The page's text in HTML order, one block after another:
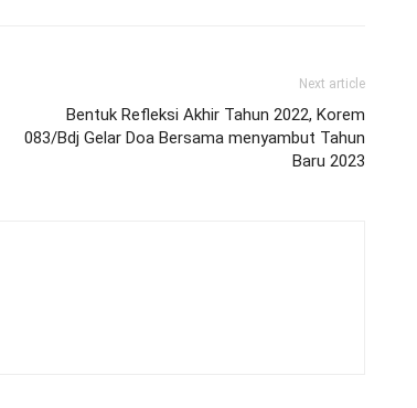
Next article
Bentuk Refleksi Akhir Tahun 2022, Korem
083/Bdj Gelar Doa Bersama menyambut Tahun
Baru 2023